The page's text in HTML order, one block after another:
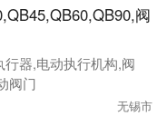
阀
器,电动执行机构,阀
阀门
无锡市